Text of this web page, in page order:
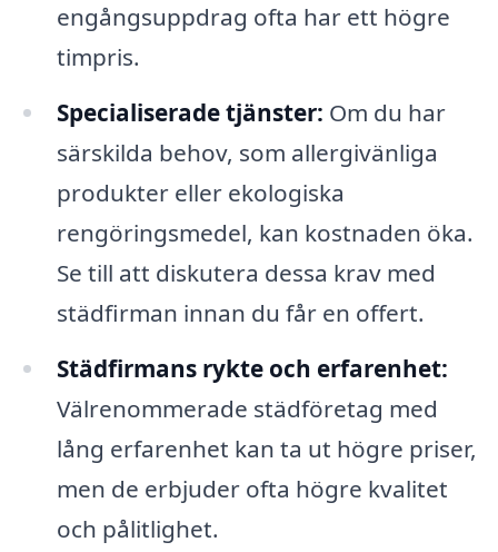
engångsuppdrag ofta har ett högre
timpris.
Specialiserade tjänster: Om du har
särskilda behov, som allergivänliga
produkter eller ekologiska
rengöringsmedel, kan kostnaden öka.
Se till att diskutera dessa krav med
städfirman innan du får en offert.
Städfirmans rykte och erfarenhet:
Välrenommerade städföretag med
lång erfarenhet kan ta ut högre priser,
men de erbjuder ofta högre kvalitet
och pålitlighet.